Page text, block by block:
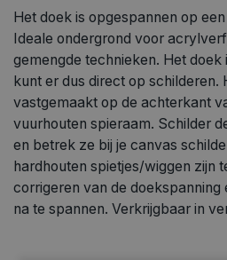
Het doek is opgespannen op
Ideale ondergrond voor
gemengde technieken. Het
kunt er dus direct op schilderen.
vastgemaakt op de achterkant
vuurhouten spieraam. Schilder
en betrek ze bij je canvas
hardhouten spietjes/wiggen zijn
corrigeren van de doekspanning
na te spannen. Verkrijgbaar in